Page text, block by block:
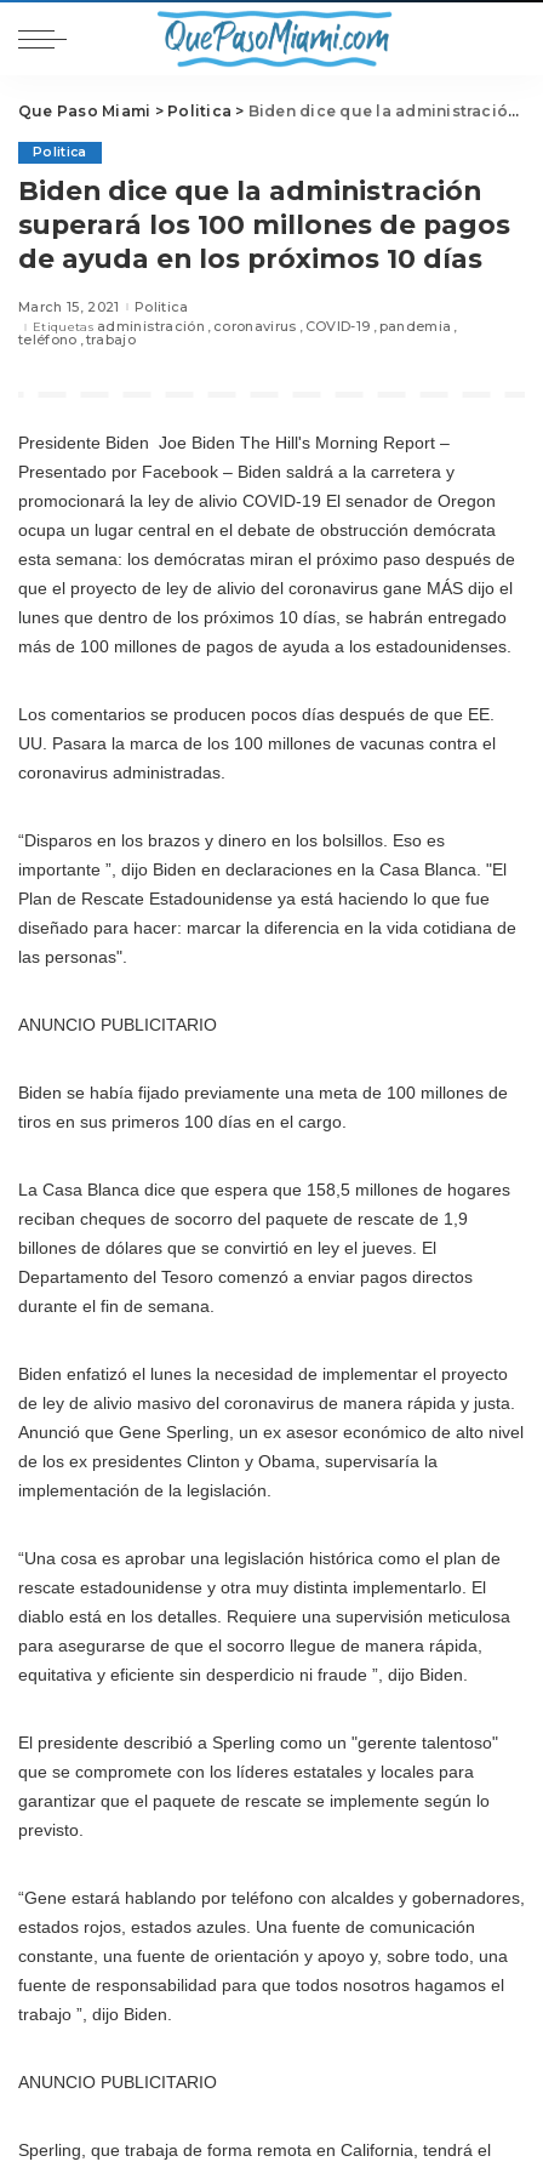
Que Paso Miami > Politica > Biden dice que la administración superará los 100 millones de pagos de ayuda en los próximos 10 días
Politica
Biden dice que la administración
superará los 100 millones de pagos
de ayuda en los próximos 10 días
March 15, 2021 Politica
Etiquetas administración coronavirus COVID-19 pandemia
teléfono trabajo
Presidente Biden Joe Biden The Hill's Morning Report –
Presentado por Facebook – Biden saldrá a la carretera y
promocionará la ley de alivio COVID-19 El senador de Oregon
ocupa un lugar central en el debate de obstrucción demócrata
esta semana: los demócratas miran el próximo paso después de
que el proyecto de ley de alivio del coronavirus gane MÁS dijo el
lunes que dentro de los próximos 10 días, se habrán entregado
más de 100 millones de pagos de ayuda a los estadounidenses.
Los comentarios se producen pocos días después de que EE.
UU. Pasara la marca de los 100 millones de vacunas contra el
coronavirus administradas.
“Disparos en los brazos y dinero en los bolsillos. Eso es
importante ”, dijo Biden en declaraciones en la Casa Blanca. "El
Plan de Rescate Estadounidense ya está haciendo lo que fue
diseñado para hacer: marcar la diferencia en la vida cotidiana de
las personas".
ANUNCIO PUBLICITARIO
Biden se había fijado previamente una meta de 100 millones de
tiros en sus primeros 100 días en el cargo.
La Casa Blanca dice que espera que 158,5 millones de hogares
reciban cheques de socorro del paquete de rescate de 1,9
billones de dólares que se convirtió en ley el jueves. El
Departamento del Tesoro comenzó a enviar pagos directos
durante el fin de semana.
Biden enfatizó el lunes la necesidad de implementar el proyecto
de ley de alivio masivo del coronavirus de manera rápida y justa.
Anunció que Gene Sperling, un ex asesor económico de alto nivel
de los ex presidentes Clinton y Obama, supervisaría la
implementación de la legislación.
“Una cosa es aprobar una legislación histórica como el plan de
rescate estadounidense y otra muy distinta implementarlo. El
diablo está en los detalles. Requiere una supervisión meticulosa
para asegurarse de que el socorro llegue de manera rápida,
equitativa y eficiente sin desperdicio ni fraude ”, dijo Biden.
El presidente describió a Sperling como un "gerente talentoso"
que se compromete con los líderes estatales y locales para
garantizar que el paquete de rescate se implemente según lo
previsto.
“Gene estará hablando por teléfono con alcaldes y gobernadores,
estados rojos, estados azules. Una fuente de comunicación
constante, una fuente de orientación y apoyo y, sobre todo, una
fuente de responsabilidad para que todos nosotros hagamos el
trabajo ”, dijo Biden.
ANUNCIO PUBLICITARIO
Sperling, que trabaja de forma remota en California, tendrá el